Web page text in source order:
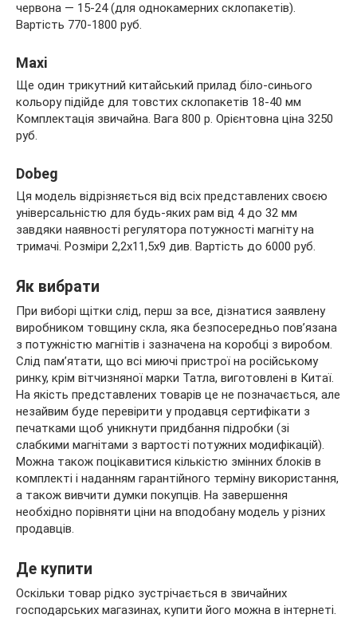
червона — 15-24 (для однокамерних склопакетів).
Вартість 770-1800 руб.
Maxi
Ще один трикутний китайський прилад біло-синього
кольору підійде для товстих склопакетів 18-40 мм
Комплектація звичайна. Вага 800 р. Орієнтовна ціна 3250
руб.
Dobeg
Ця модель відрізняється від всіх представлених своєю
універсальністю для будь-яких рам від 4 до 32 мм
завдяки наявності регулятора потужності магніту на
тримачі. Розміри 2,2х11,5х9 див. Вартість до 6000 руб.
Як вибрати
При виборі щітки слід, перш за все, дізнатися заявлену
виробником товщину скла, яка безпосередньо пов’язана
з потужністю магнітів і зазначена на коробці з виробом.
Слід пам’ятати, що всі миючі пристрої на російському
ринку, крім вітчизняної марки Татла, виготовлені в Китаї.
На якість представлених товарів це не позначається, але
незайвим буде перевірити у продавця сертифікати з
печатками щоб уникнути придбання підробки (зі
слабкими магнітами з вартості потужних модифікацій).
Можна також поцікавитися кількістю змінних блоків в
комплекті і наданням гарантійного терміну використання,
а також вивчити думки покупців. На завершення
необхідно порівняти ціни на вподобану модель у різних
продавців.
Де купити
Оскільки товар рідко зустрічається в звичайних
господарських магазинах, купити його можна в інтернеті.